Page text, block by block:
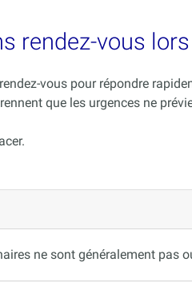
vous lors
vous pour répondre
que les urgences ne
ne sont généralement pas